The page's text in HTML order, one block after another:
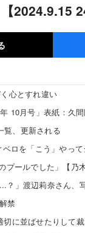
2024.9.15
心とすれ違い
覧、更新される
ールでした」【乃木
禁